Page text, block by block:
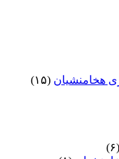
هخامنشیان (۱۵)
(۶)